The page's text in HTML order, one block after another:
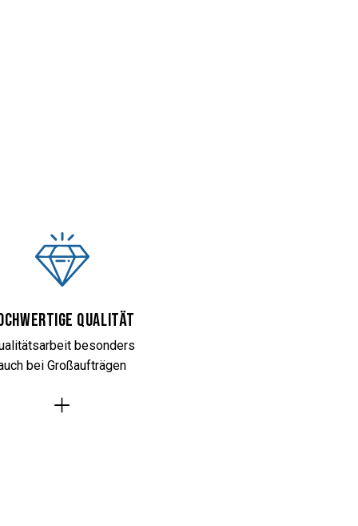
Qualität
besonders
bei Großaufträgen